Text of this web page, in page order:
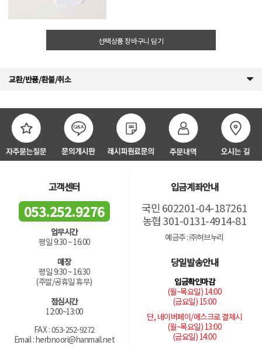
선택상품 장바구니 담기
교환/반품/환불/취소
고객센터
053.252.9276
업무시간
평일 9:30 ~ 16:00
매장
평일 9:30 ~ 16:30
(주말/공휴일 휴무)
점심시간
12:00~13:00
FAX : 053-252-9272
Email : herbnoori@hanmail.net
입금계좌안내
국민 602201-04-187261
농협 301-0131-4914-81
예금주 : ㈜허브누리
당일발송안내
입금확인마감
(월~목요일) 14:00
(금요일) 15:00
단, 네이버페이/에스크로 결제시
(월~목요일) 13:00
(금요일) 14:00